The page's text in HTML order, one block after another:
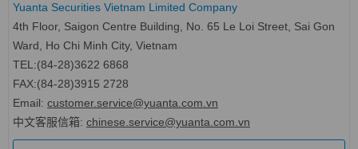
Yuanta Securities Vietnam Limited Company
4th Floor, Saigon Centre Building, No. 65 Le Loi Street, Sai Gon
Ward, Ho Chi Minh City, Vietnam
TEL:(84-28)3622 6868
FAX:(84-28)3915 2728
Email: customer.service@yuanta.com.vn
中文客服信箱: chinese.service@yuanta.com.vn